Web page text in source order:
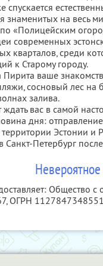
спускается
знаменитых на весь
«Полицейским
современных
кварталов, среди
к Старому городу.
Пирита ваше
сосновый лес на
залива.
ждать вас в самой
дня:
Эстонии и
Санкт-Петербург
Общество с
, ОГРН 1127847348551